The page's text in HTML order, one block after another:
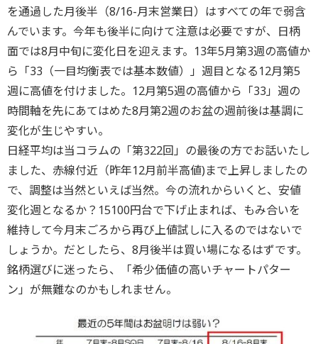
を通過した月後半（8/16-月末営業日）はすべての年で弱含
んでいます。今年も後半に向けて注意は必要ですが、日柄
面では8月中旬に変化日を迎えます。13年5月第3週の高値か
ら「33（一目均衡表では基本数値）」週目となる12月第5
週に高値を付けました。12月第5週の高値から「33」週の
時間軸を先にあてはめた8月第2週のお盆の週前後は基調に
変化が生じやすい。
日経平均は当コラムの「第322回」の最後の方でお話いたし
ました、赤線付近（昨年12月前半高値)まで上昇しましたの
で、調整は当然といえば当然。今の流れからいくと、安値
変化週となるか？15100円台で下げ止まれば、もみ合いを
維持して今月末ごろから再び上値試しに入るのではないで
しょうか。だとしたら、8月後半は買い場になるはずです。
銘柄選びに迷ったら、「希少価値の高いチャートパター
ン」が無難なのかもしれません。